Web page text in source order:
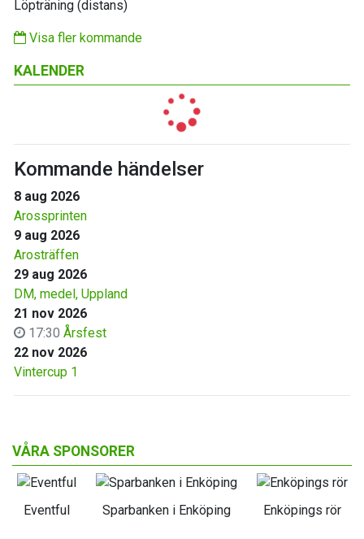
Löpträning (distans)
Visa fler kommande
KALENDER
Kommande händelser
8 aug 2026
Arossprinten
9 aug 2026
Arosträffen
29 aug 2026
DM, medel, Uppland
21 nov 2026
17:30 Årsfest
22 nov 2026
Vintercup 1
VÅRA SPONSORER
Eventful Sparbanken i Enköping Enköpings rör